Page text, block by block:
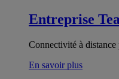
Entreprise
Connectivité à distance
En savoir plus